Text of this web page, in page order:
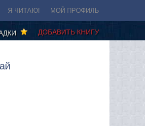
Я ЧИТАЮ! МОЙ ПРОФИЛЬ
ДОБАВИТЬ КНИГУ